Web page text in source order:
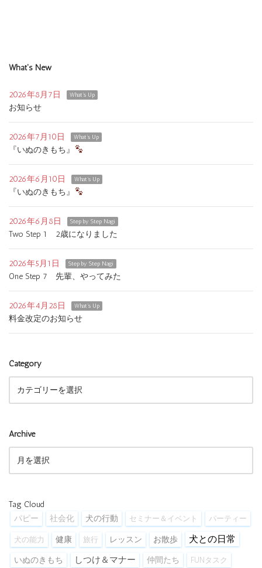
What's New
2026年8月7日 What's Up
お知らせ
2026年7月10日 What's Up
『いぬのきもち』
2026年6月10日 What's Up
『いぬのきもち』
2026年6月8日 Step by Step Nagi
Two Step 1 2歳になりました
2026年5月1日 Step by Step Nagi
One Step 7 先輩、やってみた
2026年4月28日 What's Up
料金改定のお知らせ
Category
Archive
Tag Cloud
パピー 社会化 犬の行動 セミナー＆イベント パーティー
犬の能力 健康 旅行 レッスン お散歩 犬との日常
いぬのきもち しつけ＆マナー 仲間たち FUNタスク